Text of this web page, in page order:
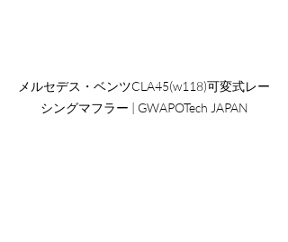
メルセデス・ベンツCLA45(w118)可変式レー
シングマフラー | GWAPOTech JAPAN